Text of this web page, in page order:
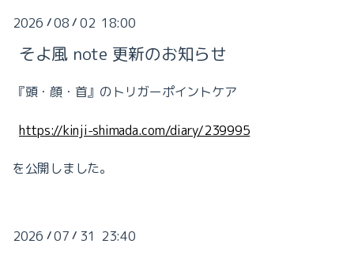
2023-10（5）
2026 /08 / 02 18:00
そよ風 note 更新のお知らせ
『頭・顔・首』のトリガーポイントケア
https://kinji-shimada.com/diary/239995
を公開しました。
2026 /07 / 31 23:40